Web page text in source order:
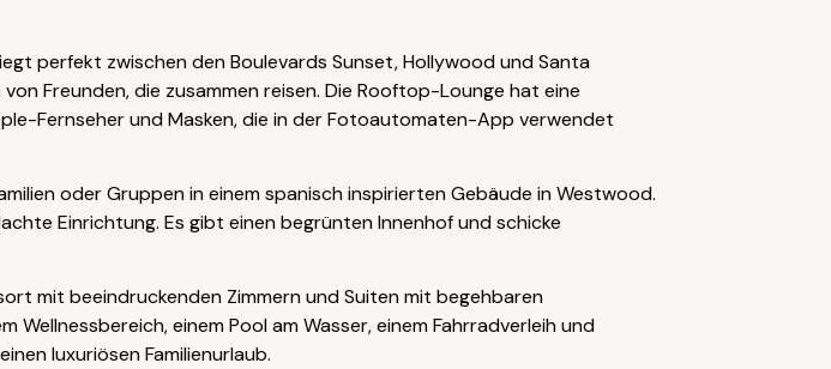
perfekt zwischen den Boulevards Sunset, Hollywood und Santa
Freunden, die zusammen reisen. Die Rooftop-Lounge hat eine
Fernseher und Masken, die in der Fotoautomaten-App verwendet
oder Gruppen in einem spanisch inspirierten Gebäude in Westwood.
Einrichtung. Es gibt einen begrünten Innenhof und schicke
mit beeindruckenden Zimmern und Suiten mit begehbaren
einem Pool am Wasser, einem Fahrradverleih und
luxuriösen Familienurlaub.